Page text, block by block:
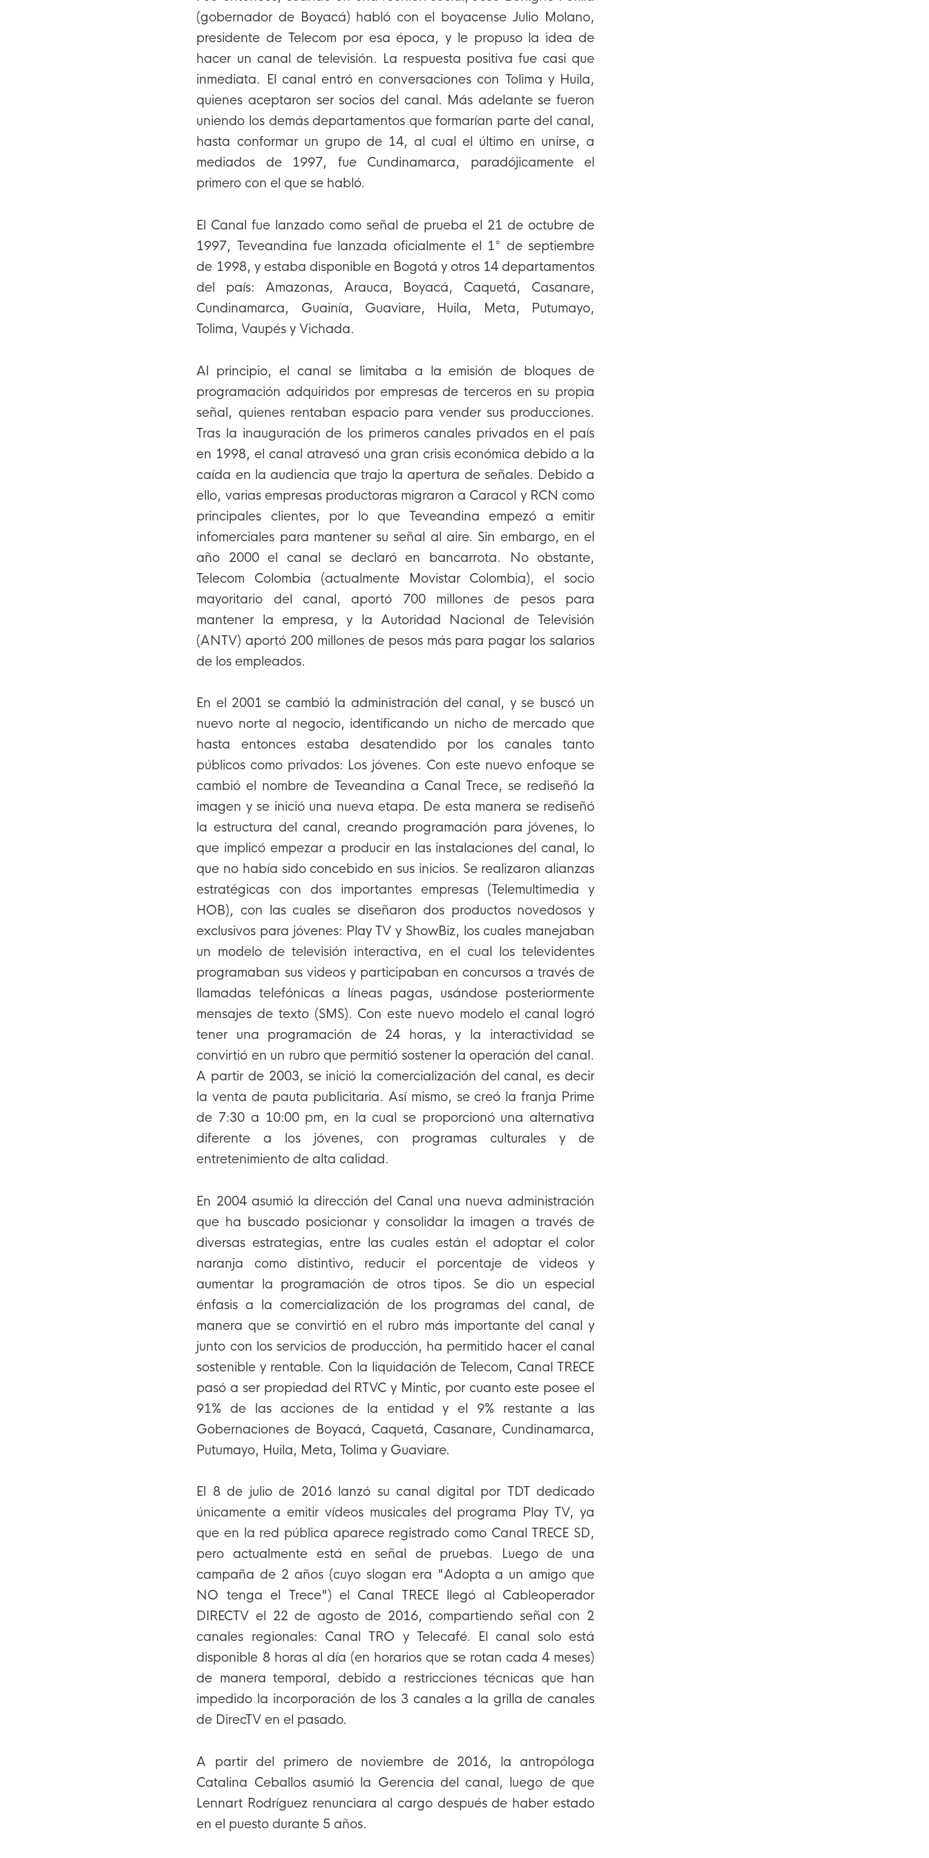
(gobernador de Boyacá) habló con el boyacense Julio Molano,
presidente de Telecom por esa época, y le propuso la idea de
hacer un canal de televisión. La respuesta positiva fue casi que
inmediata. El canal entró en conversaciones con Tolima y Huila,
quienes aceptaron ser socios del canal. Más adelante se fueron
uniendo los demás departamentos que formarían parte del canal,
hasta conformar un grupo de 14, al cual el último en unirse, a
mediados de 1997, fue Cundinamarca, paradójicamente el
primero con el que se habló.
El Canal fue lanzado como señal de prueba el 21 de octubre de
1997, Teveandina fue lanzada oficialmente el 1° de septiembre
de 1998,​ y estaba disponible en Bogotá y otros 14 departamentos
del país: Amazonas, Arauca, Boyacá, Caquetá, Casanare,
Cundinamarca, Guainía, Guaviare, Huila, Meta, Putumayo,
Tolima, Vaupés y Vichada.
Al principio, el canal se limitaba a la emisión de bloques de
programación adquiridos por empresas de terceros en su propia
señal, quienes rentaban espacio para vender sus producciones.
Tras la inauguración de los primeros canales privados en el país
en 1998, el canal atravesó una gran crisis económica debido a la
caída en la audiencia que trajo la apertura de señales. Debido a
ello, varias empresas productoras migraron a Caracol y RCN como
principales clientes, por lo que Teveandina empezó a emitir
infomerciales para mantener su señal al aire. Sin embargo, en el
año 2000 el canal se declaró en bancarrota. No obstante,
Telecom Colombia (actualmente Movistar Colombia), el socio
mayoritario del canal, aportó 700 millones de pesos para
mantener la empresa, y la Autoridad Nacional de Televisión
(ANTV) aportó 200 millones de pesos más para pagar los salarios
de los empleados.
En el 2001 se cambió la administración del canal, y se buscó un
nuevo norte al negocio, identificando un nicho de mercado que
hasta entonces estaba desatendido por los canales tanto
públicos como privados: Los jóvenes. Con este nuevo enfoque se
cambió el nombre de Teveandina a Canal Trece, se rediseñó la
imagen y se inició una nueva etapa. De esta manera se rediseñó
la estructura del canal, creando programación para jóvenes, lo
que implicó empezar a producir en las instalaciones del canal, lo
que no había sido concebido en sus inicios. Se realizaron alianzas
estratégicas con dos importantes empresas (Telemultimedia y
HOB), con las cuales se diseñaron dos productos novedosos y
exclusivos para jóvenes: Play TV y ShowBiz, los cuales manejaban
un modelo de televisión interactiva, en el cual los televidentes
programaban sus videos y participaban en concursos a través de
llamadas telefónicas a líneas pagas, usándose posteriormente
mensajes de texto (SMS). Con este nuevo modelo el canal logró
tener una programación de 24 horas, y la interactividad se
convirtió en un rubro que permitió sostener la operación del canal.
A partir de 2003, se inició la comercialización del canal, es decir
la venta de pauta publicitaria. Así mismo, se creó la franja Prime
de 7:30 a 10:00 pm, en la cual se proporcionó una alternativa
diferente a los jóvenes, con programas culturales y de
entretenimiento de alta calidad.
En 2004 asumió la dirección del Canal una nueva administración
que ha buscado posicionar y consolidar la imagen a través de
diversas estrategias, entre las cuales están el adoptar el color
naranja como distintivo, reducir el porcentaje de videos y
aumentar la programación de otros tipos. Se dio un especial
énfasis a la comercialización de los programas del canal, de
manera que se convirtió en el rubro más importante del canal y
junto con los servicios de producción, ha permitido hacer el canal
sostenible y rentable. Con la liquidación de Telecom, Canal TRECE
pasó a ser propiedad del RTVC y Mintic, por cuanto este posee el
91% de las acciones de la entidad y el 9% restante a las
Gobernaciones de Boyacá, Caquetá, Casanare, Cundinamarca,
Putumayo, Huila, Meta, Tolima y Guaviare.
El 8 de julio de 2016 lanzó su canal digital por TDT dedicado
únicamente a emitir vídeos musicales del programa Play TV, ya
que en la red pública aparece registrado como Canal TRECE SD,
pero actualmente está en señal de pruebas. Luego de una
campaña de 2 años (cuyo slogan era "Adopta a un amigo que
NO tenga el Trece") el Canal TRECE llegó al Cableoperador
DIRECTV el 22 de agosto de 2016, compartiendo señal con 2
canales regionales: Canal TRO y Telecafé. El canal solo está
disponible 8 horas al día (en horarios que se rotan cada 4 meses)
de manera temporal, debido a restricciones técnicas que han
impedido la incorporación de los 3 canales a la grilla de canales
de DirecTV en el pasado.
A partir del primero de noviembre de 2016, la antropóloga
Catalina Ceballos asumió la Gerencia del canal, luego de que
Lennart Rodríguez renunciara al cargo después de haber estado
en el puesto durante 5 años.